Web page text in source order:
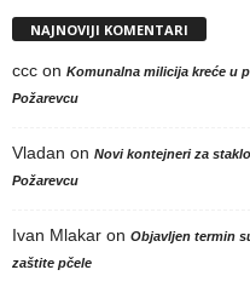
NAJNOVIJI KOMENTARI
ccc on Komunalna milicija kreće u
Požarevcu
Vladan on Novi kontejneri za
Požarevcu
Ivan Mlakar on Objavljen termin
zaštite pčele